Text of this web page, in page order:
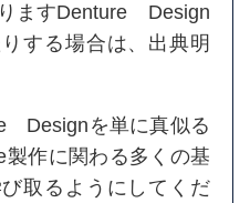
ますDenture Design
する場合は、出典明
Designを単に真似る
作に関わる多くの基
取るようにしてくだ